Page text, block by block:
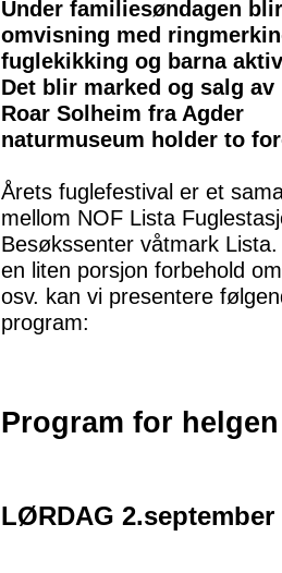
Under familiesøndagen
omvisning med
fuglekikking og barna
Det blir marked og salg av
Roar Solheim fra Agder
naturmuseum holder to
Årets fuglefestival er et
mellom NOF Lista
Besøkssenter våtmark
en liten porsjon forbehold
osv. kan vi presentere
program:
Program for helgen
LØRDAG 2.september